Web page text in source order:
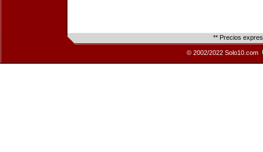
** Precios
© 2002/2022 Solo10.com